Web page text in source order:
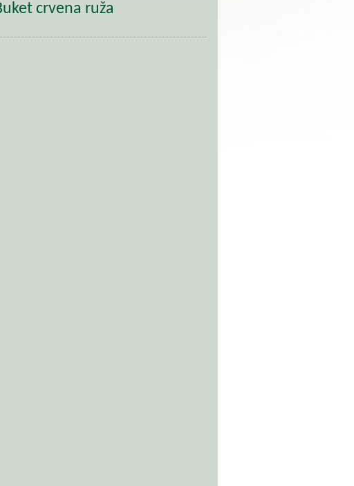
crvena ruža